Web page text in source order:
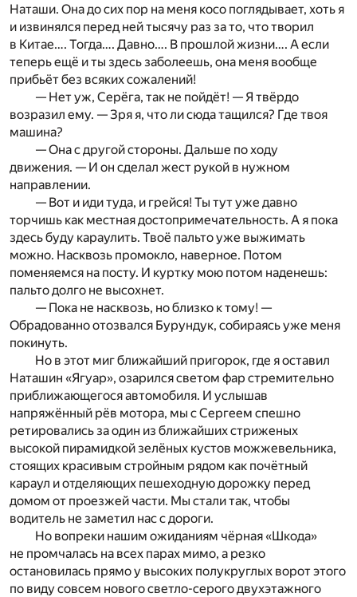
Наташи. Она до сих пор на меня косо поглядывает, хоть я
и извинялся перед ней тысячу раз за то, что творил
в Китае…. Тогда…. Давно…. В прошлой жизни…. А если
теперь ещё и ты здесь заболеешь, она меня вообще
прибьёт без всяких сожалений!
— Нет уж, Серёга, так не пойдёт! — Я твёрдо
возразил ему. — Зря я, что ли сюда тащился? Где твоя
машина?
— Она с другой стороны. Дальше по ходу
движения. — И он сделал жест рукой в нужном
направлении.
— Вот и иди туда, и грейся! Ты тут уже давно
торчишь как местная достопримечательность. А я пока
здесь буду караулить. Твоё пальто уже выжимать
можно. Насквозь промокло, наверное. Потом
поменяемся на посту. И куртку мою потом наденешь:
пальто долго не высохнет.
— Пока не насквозь, но близко к тому! —
Обрадованно отозвался Бурундук, собираясь уже меня
покинуть.
Но в этот миг ближайший пригорок, где я оставил
Наташин «Ягуар», озарился светом фар стремительно
приближающегося автомобиля. И услышав
напряжённый рёв мотора, мы с Сергеем спешно
ретировались за один из ближайших стриженых
высокой пирамидкой зелёных кустов можжевельника,
стоящих красивым стройным рядом как почётный
караул и отделяющих пешеходную дорожку перед
домом от проезжей части. Мы стали так, чтобы
водитель не заметил нас с дороги.
Но вопреки нашим ожиданиям чёрная «Шкода»
не промчалась на всех парах мимо, а резко
остановилась прямо у высоких полукруглых ворот этого
по виду совсем нового светло-серого двухэтажного